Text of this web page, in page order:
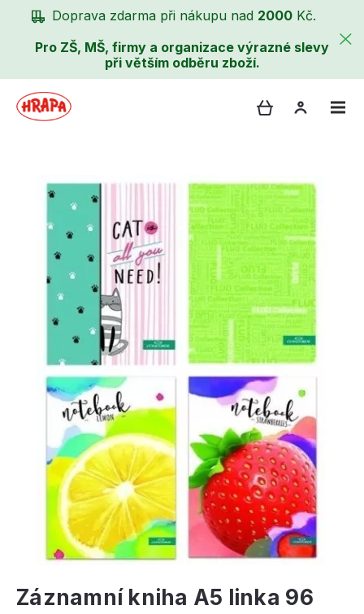
Doprava zdarma při nákupu nad 2000 Kč.
Pro ZŠ, MŠ, firmy a organizace výrazné slevy
při větším odběru zboží.
Záznamní kniha A5 linka 96